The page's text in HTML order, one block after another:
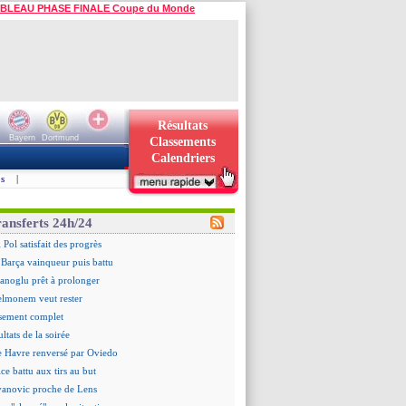
PHASE FINALE Coupe du Monde
Bayern Dortmund
Résultats
Classements
Calendriers
|
24h/24
Pol satisfait des progrès
vainqueur puis battu
prêt à prolonger
veut rester
complet
de la soirée
Havre renversé par Oviedo
battu aux tirs au but
proche de Lens